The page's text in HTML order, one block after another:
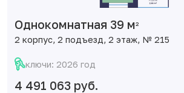
Однокомнатная 39 м2
2 корпус, 2 подъезд, 2 этаж, № 215
ключи: 2026 год
4 491 063 руб.